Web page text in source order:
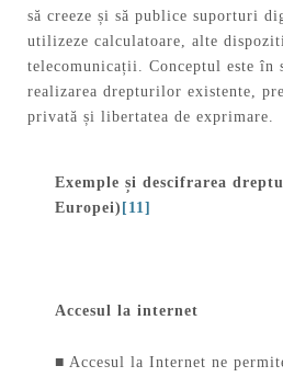
să creeze și să publice suporturi
utilizeze calculatoare, alte
telecomunicații. Conceptul este în
realizarea drepturilor existente,
privată și libertatea de exprimare.
Exemple și descifrarea
Europei) [11]
Accesul la internet
■ Accesul la Internet ne